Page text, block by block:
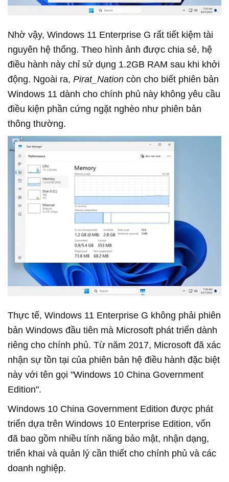
Nhờ vậy, Windows 11 Enterprise G rất tiết kiệm tài
nguyên hệ thống. Theo hình ảnh được chia sẻ, hệ
điều hành này chỉ sử dụng 1.2GB RAM sau khi khởi
động. Ngoài ra, Pirat_Nation còn cho biết phiên bản
Windows 11 dành cho chính phủ này không yêu cầu
điều kiện phần cứng ngặt nghèo như phiên bản
thông thường.
Thực tế, Windows 11 Enterprise G không phải phiên
bản Windows đầu tiên mà Microsoft phát triển dành
riêng cho chính phủ. Từ năm 2017, Microsoft đã xác
nhận sự tồn tại của phiên bản hệ điều hành đặc biệt
này với tên gọi "Windows 10 China Government
Edition".
Windows 10 China Government Edition được phát
triển dựa trên Windows 10 Enterprise Edition, vốn
đã bao gồm nhiều tính năng bảo mật, nhận dạng,
triển khai và quản lý cần thiết cho chính phủ và các
doanh nghiệp.